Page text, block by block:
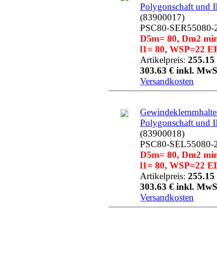
Polygonschaft und
(83900017)
PSC80-SER55080-
D5m= 80, Dm2
l1= 80, WSP=22
Artikelpreis:
303.63 € inkl.
Versandkosten
Polygonschaft und
(83900018)
PSC80-SEL55080-
D5m= 80, Dm2
l1= 80, WSP=22
Artikelpreis:
303.63 € inkl.
Versandkosten